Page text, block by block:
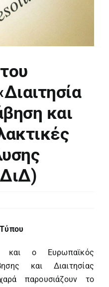
και
και ο Ευρωπαϊκός
και Διαιτησίας
παρουσιάζουν το